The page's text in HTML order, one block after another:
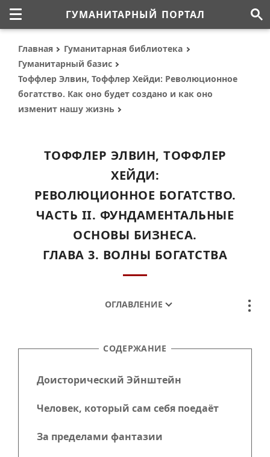
ГУМАНИТАРНЫЙ ПОРТАЛ
Главная
Гуманитарная библиотека
Гуманитарный базис
Тоффлер Элвин, Тоффлер Хейди: Революционное
богатство. Как оно будет создано и как оно
изменит нашу жизнь
ТОФФЛЕР ЭЛВИН, ТОФФЛЕР
ХЕЙДИ:
РЕВОЛЮЦИОННОЕ БОГАТСТВО.
ЧАСТЬ II. ФУНДАМЕНТАЛЬНЫЕ
ОСНОВЫ БИЗНЕСА.
ГЛАВА 3. ВОЛНЫ БОГАТСТВА
ОГЛАВЛЕНИЕ
СОДЕРЖАНИЕ
Доисторический Эйнштейн
Человек, который сам себя поедаёт
За пределами фантазии